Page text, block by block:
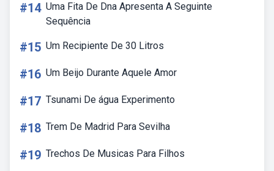
#14 Uma Fita De Dna Apresenta A Seguinte
Sequência
#15 Um Recipiente De 30 Litros
#16 Um Beijo Durante Aquele Amor
#17 Tsunami De água Experimento
#18 Trem De Madrid Para Sevilha
#19 Trechos De Musicas Para Filhos